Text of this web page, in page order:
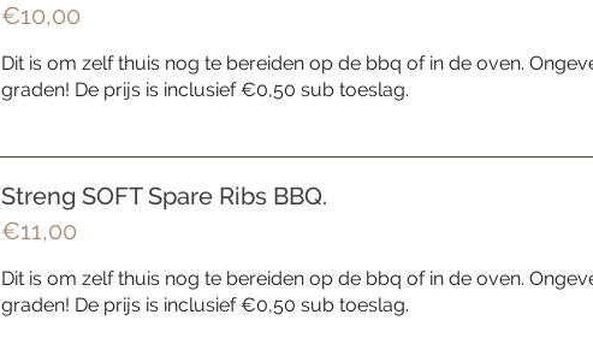
€10,00
Dit is om zelf thuis nog te bereiden op de bbq of in de oven.
graden! De prijs is inclusief €0,50 sub toeslag.
Streng SOFT Spare Ribs BBQ.
€11,00
Dit is om zelf thuis nog te bereiden op de bbq of in de oven.
graden! De prijs is inclusief €0,50 sub toeslag.